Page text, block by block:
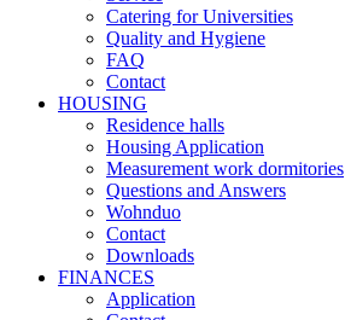
Catering for Universities
Quality and Hygiene
FAQ
Contact
HOUSING
Residence halls
Housing Application
Measurement work dormitories
Questions and Answers
Wohnduo
Contact
Downloads
FINANCES
Application